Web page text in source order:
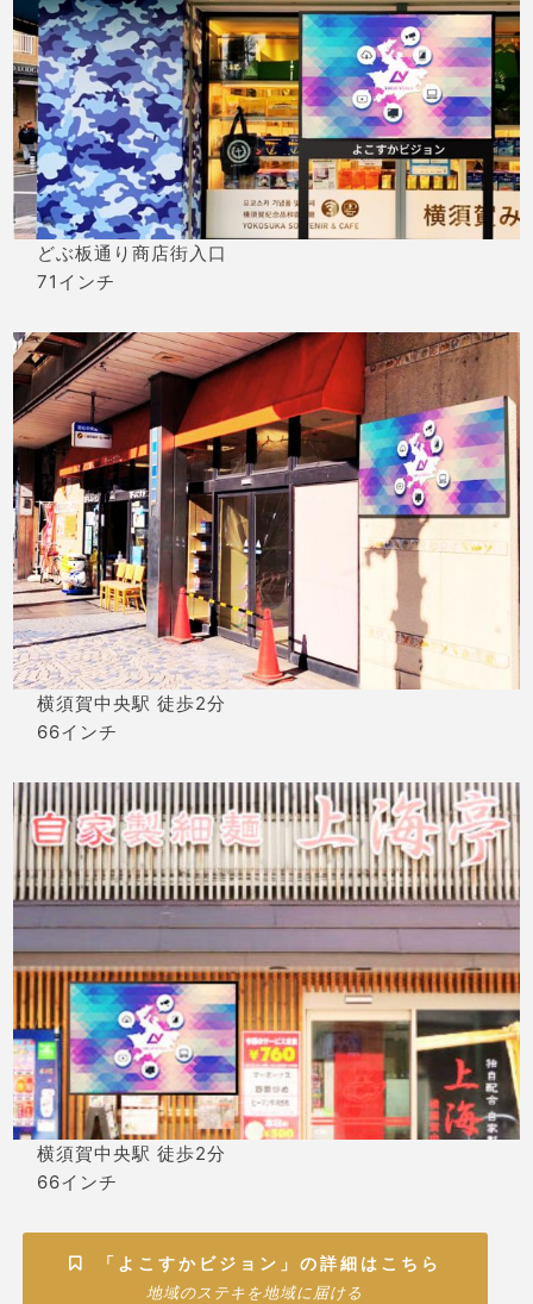
どぶ板通り商店街入口
71インチ
横須賀中央駅 徒歩2分
66インチ
横須賀中央駅 徒歩2分
66インチ
 「よこすかビジョン」の詳細はこちら
地域のステキを地域に届ける